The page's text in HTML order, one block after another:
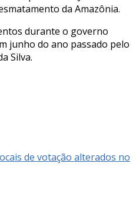
da Amazônia.
durante o governo
junho do ano passado pelo
Silva.